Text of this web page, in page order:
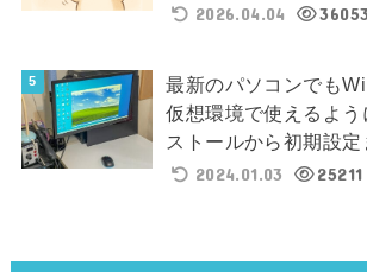
2026.04.04
36053
最新のパソコンでも
仮想環境で使えるよう
ストールから初期設定
2024.01.03
25211